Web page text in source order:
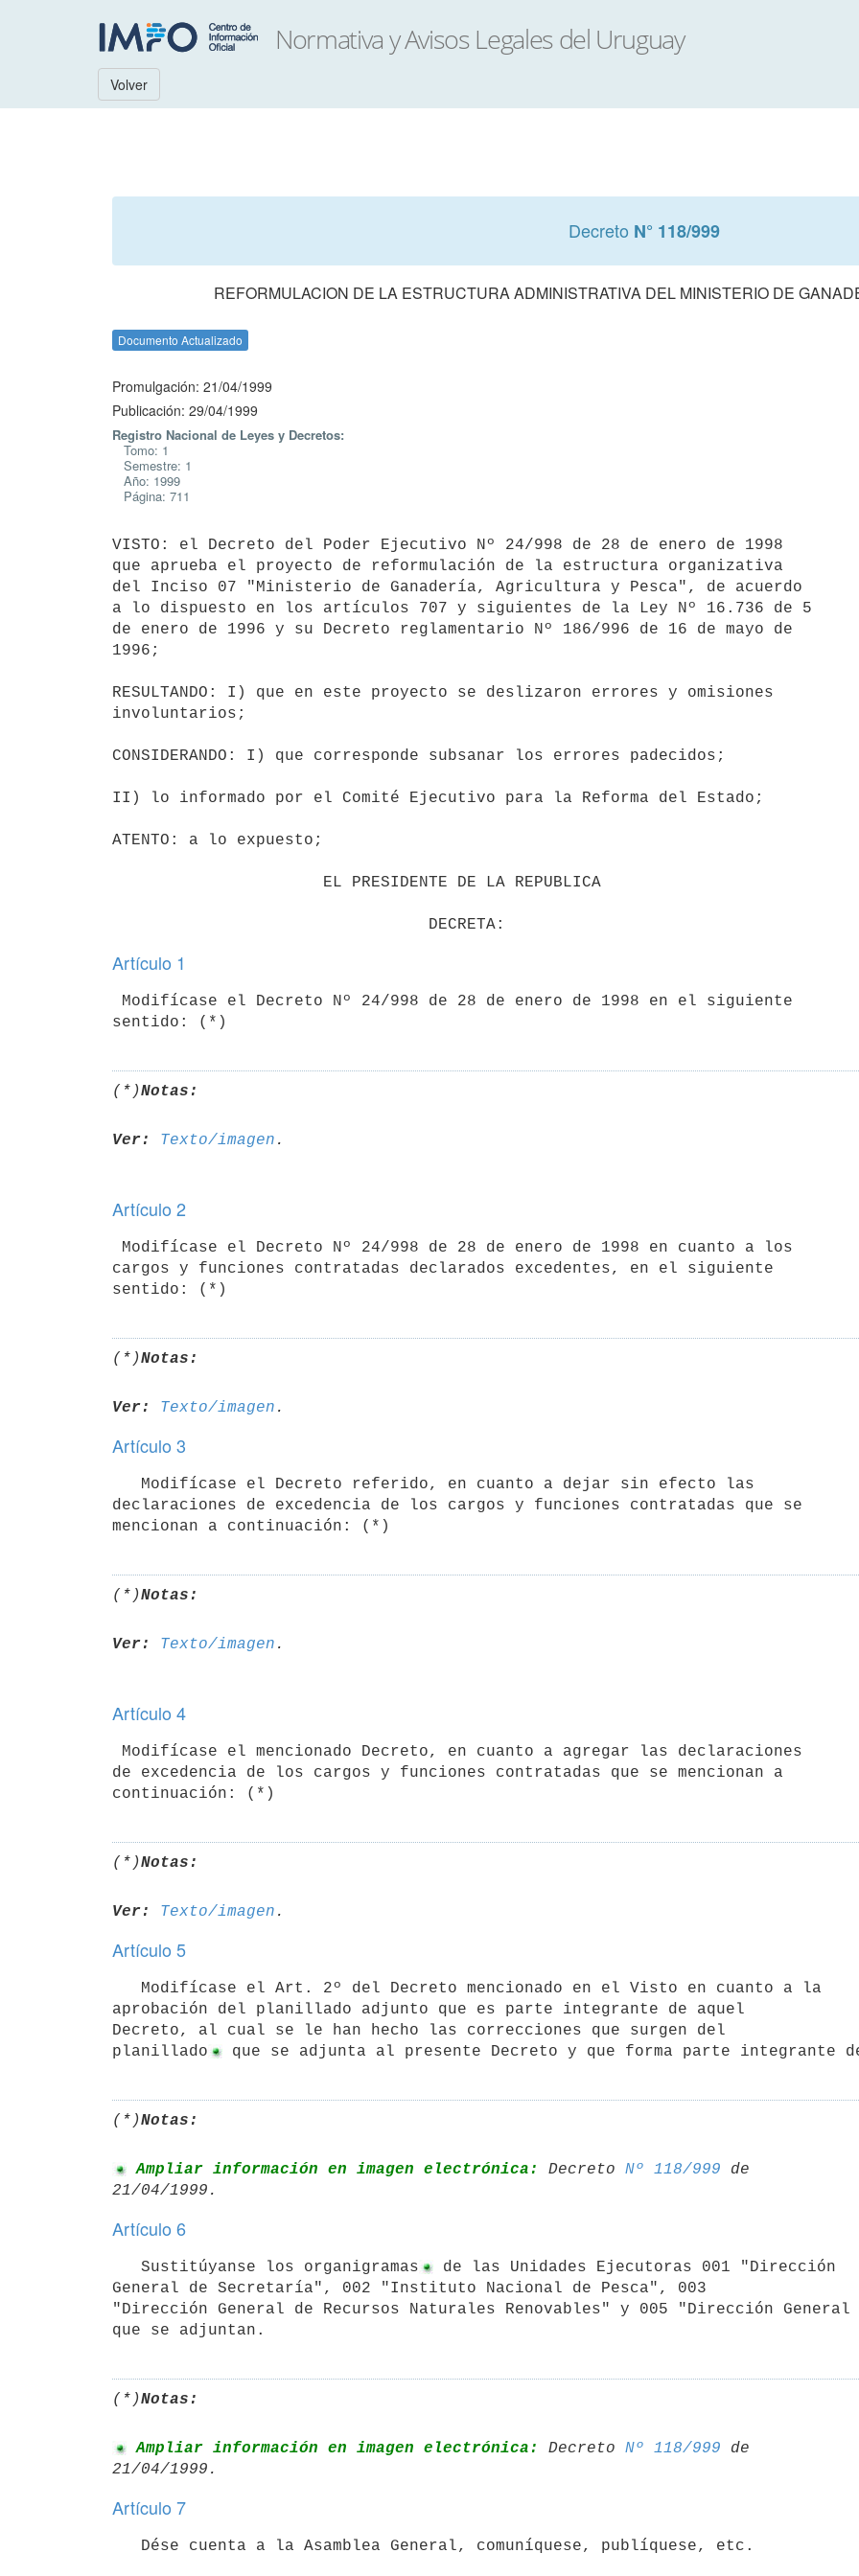
Volver
Decreto N° 118/999
REFORMULACION DE LA ESTRUCTURA ADMINISTRATIVA DEL MINISTERIO DE
Documento Actualizado
Promulgación: 21/04/1999
Publicación: 29/04/1999
Registro Nacional de Leyes y Decretos:
Tomo: 1
Semestre: 1
Año: 1999
Página: 711
VISTO: el Decreto del Poder Ejecutivo Nº 24/998 de 28 de enero de 1998
que aprueba el proyecto de reformulación de la estructura organizativa
del Inciso 07 "Ministerio de Ganadería, Agricultura y Pesca", de acuerdo
a lo dispuesto en los artículos 707 y siguientes de la Ley Nº 16.736 de 5
de enero de 1996 y su Decreto reglamentario Nº 186/996 de 16 de mayo de
1996;
RESULTANDO: I) que en este proyecto se deslizaron errores y omisiones
involuntarios;
CONSIDERANDO: I) que corresponde subsanar los errores padecidos;
II) lo informado por el Comité Ejecutivo para la Reforma del Estado;
ATENTO: a lo expuesto;
Artículo 1
(*)Notas:
Ver: Texto/imagen
Artículo 2
cargos y funciones contratadas declarados excedentes, en el siguiente
(*)Notas:
Ver: Texto/imagen
Artículo 3
declaraciones de excedencia de los cargos y funciones contratadas que se
(*)Notas:
Ver: Texto/imagen
Artículo 4
de excedencia de los cargos y funciones contratadas que se mencionan a
(*)Notas:
Ver: Texto/imagen
Artículo 5
aprobación del planillado adjunto que es parte integrante de aquel
Decreto, al cual se le han hecho las correcciones que surgen del
planillado
que se adjunta al presente Decreto y que forma parte integrante
(*)Notas:
Ampliar información en imagen electrónica: Decreto Nº 118/999 de
Artículo 6
   Sustitúyanse los organigramas
de las Unidades Ejecutoras 001 "Dirección
General de Secretaría", 002 "Instituto Nacional de Pesca", 003
"Dirección General de Recursos Naturales Renovables" y 005 "Dirección
que se adjuntan.
(*)Notas:
Ampliar información en imagen electrónica: Decreto Nº 118/999 de
Artículo 7